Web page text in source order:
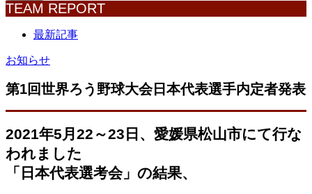
TEAM REPORT
最新記事
お知らせ
第1回世界ろう野球大会日本代表選手内定者発表
2021年5月22～23日、愛媛県松山市にて行な
われました
「日本代表選考会」の結果、